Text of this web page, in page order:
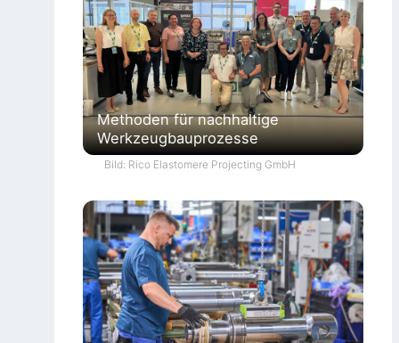
Methoden für nachhaltige
Werkzeugbauprozesse
Bild: Rico Elastomere Projecting GmbH